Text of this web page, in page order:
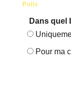
Polls
Dans quel
Pour ma